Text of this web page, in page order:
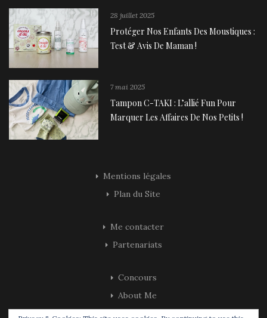
28 juillet 2025
Protéger Nos Enfants Des Moustiques :
Test & Avis De Maman !
7 mai 2025
Tampon C-TAKI : L’allié Fun Pour
Marquer Les Affaires De Nos Petits !
Mentions légales
Plan du Site
Me contacter
Partenariats
Concours
About Me